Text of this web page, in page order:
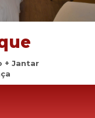
+ Jantar